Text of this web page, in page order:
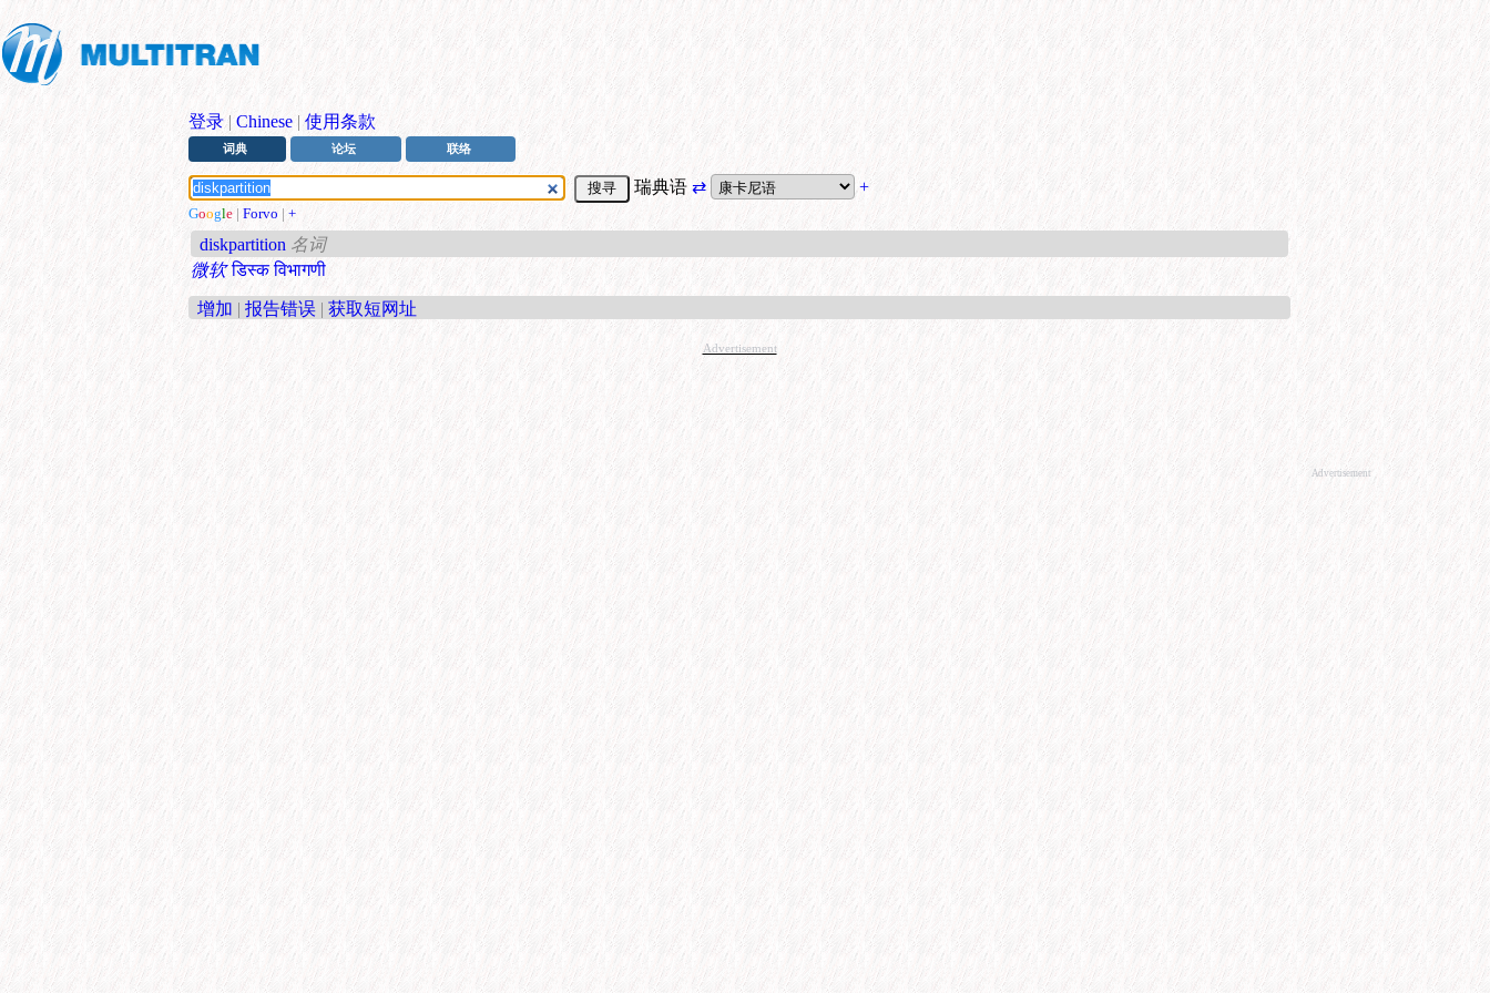
登录 | Chinese | 使用条款
词典 论坛 联络
瑞典语 ⇄ +
Google | Forvo | +
diskpartition 名词
微软 डिस्क विभागणी
增加 | 报告错误 | 获取短网址
Advertisement
Advertisement